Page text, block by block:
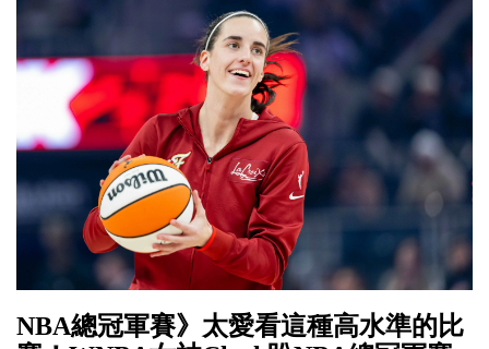
NBA總冠軍賽》太愛看這種高水準的比